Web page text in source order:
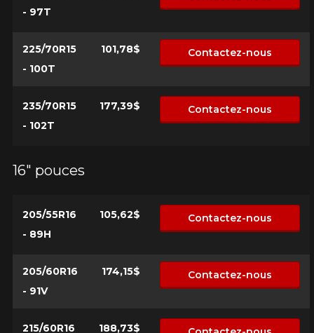
- 97T
225/70R15
- 100T
101,78$ Contactez-nous
235/70R15
- 102T
177,39$ Contactez-nous
16" pouces
205/55R16
- 89H
105,62$ Contactez-nous
205/60R16
- 91V
174,15$ Contactez-nous
215/60R16
188,73$